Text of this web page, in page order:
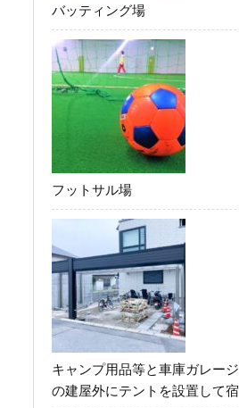
バッティング場
フットサル場
キャンプ用品等と車庫ガレー
の建屋外にテントを設置して